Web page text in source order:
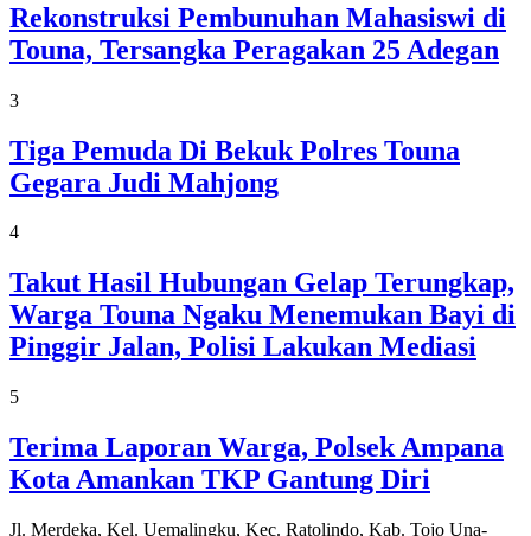
Rekonstruksi Pembunuhan Mahasiswi di
Touna, Tersangka Peragakan 25 Adegan
3
Tiga Pemuda Di Bekuk Polres Touna
Gegara Judi Mahjong
4
Takut Hasil Hubungan Gelap Terungkap,
Warga Touna Ngaku Menemukan Bayi di
Pinggir Jalan, Polisi Lakukan Mediasi
5
Terima Laporan Warga, Polsek Ampana
Kota Amankan TKP Gantung Diri
Jl. Merdeka, Kel. Uemalingku, Kec. Ratolindo, Kab. Tojo Una-